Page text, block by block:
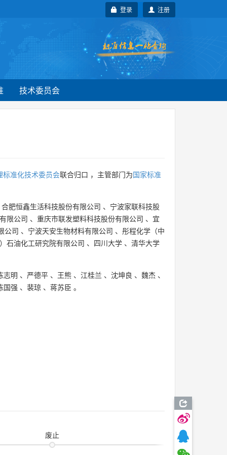
注册
登录
技术委员会
标准化技术委员会联合归口 ，主管部门为国家标准
合肥恒鑫生活科技股份有限公司 、 宁波家联科技股
限公司 、 重庆市联发塑料科技股份有限公司 、 宜
公司 、 宁波天安生物材料有限公司 、 彤程化学（中
石油化工研究院有限公司 、 四川大学 、 清华大学
志明 、 严德平 、 王熊 、 江桂兰 、 沈坤良 、 魏杰 、
国强 、 裴琼 、 蒋苏臣 。
废止